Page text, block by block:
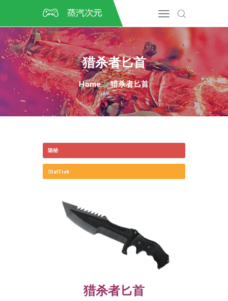
猎杀者匕首
Home 猎杀者匕首
CSGO开箱
DOTA2开箱
开箱教程
CSGO/DOTA2/绝地求生第
三方开箱
COSPLAY
CSGO刀
CSGO箱子
隐秘
StatTrak
猎杀者匕首